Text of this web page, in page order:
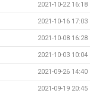
2021-10-22 16:18
2021-10-16 17:03
2021-10-08 16:28
2021-10-03 10:04
2021-09-26 14:40
2021-09-19 20:45